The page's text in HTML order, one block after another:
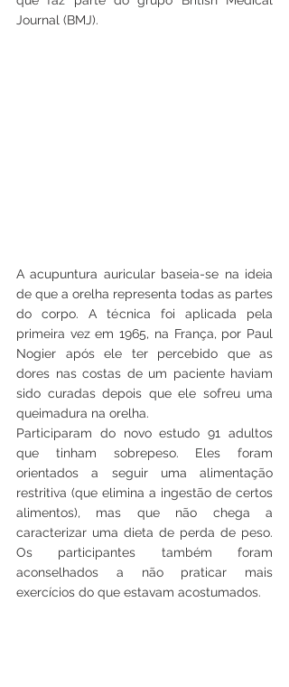
Journal (BMJ).
A acupuntura auricular baseia-se na ideia
de que a orelha representa todas as partes
do corpo. A técnica foi aplicada pela
primeira vez em 1965, na França, por Paul
Nogier após ele ter percebido que as
dores nas costas de um paciente haviam
sido curadas depois que ele sofreu uma
queimadura na orelha.
Participaram do novo estudo 91 adultos
que tinham sobrepeso. Eles foram
orientados a seguir uma alimentação
restritiva (que elimina a ingestão de certos
alimentos), mas que não chega a
caracterizar uma dieta de perda de peso.
Os participantes também foram
aconselhados a não praticar mais
exercícios do que estavam acostumados.